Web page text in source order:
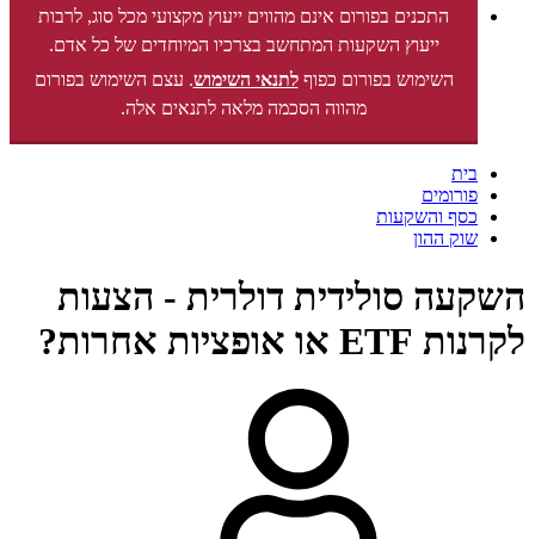
התכנים בפורום אינם מהווים ייעוץ מקצועי מכל סוג, לרבות
ייעוץ השקעות המתחשב בצרכיו המיוחדים של כל אדם.
השימוש בפורום כפוףלתנאי השימוש. עצם השימוש בפורום
מהווה הסכמה מלאה לתנאים אלה.
בית
פורומים
כסף והשקעות
שוק ההון
השקעה סולידית דולרית - הצעות
לקרנות ETF או אופציות אחרות?